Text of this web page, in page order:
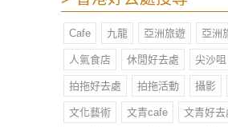
Cafe 九龍 亞洲旅遊 亞洲
人氣食店 休閒好去處 尖沙咀
拍拖好去處 拍拖活動 攝影
文化藝術 文青cafe 文青好去